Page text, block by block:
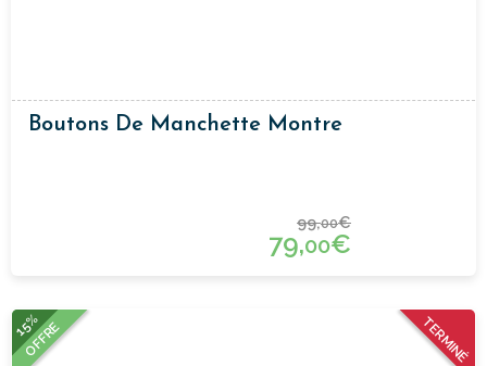
Boutons De Manchette Montre
99,00€
79,00€
TERMINÉ
15%
OFFRE